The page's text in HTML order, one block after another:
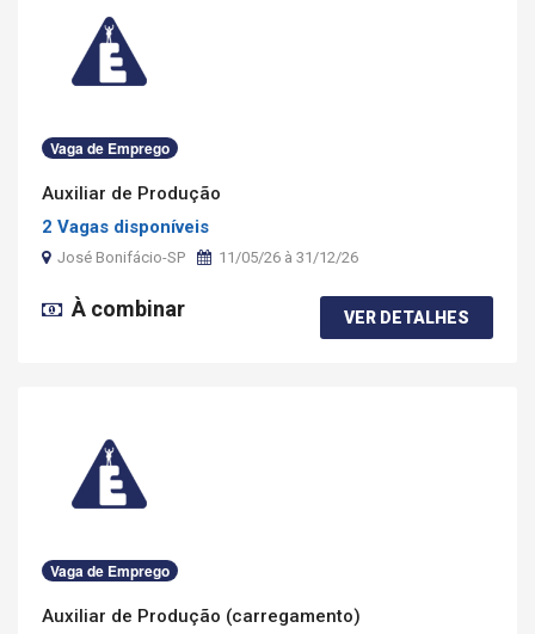
Vaga de Emprego
Auxiliar de Produção
2 Vagas disponíveis
José Bonifácio-SP 11/05/26 à 31/12/26
À combinar VER DETALHES
Vaga de Emprego
Auxiliar de Produção (carregamento)